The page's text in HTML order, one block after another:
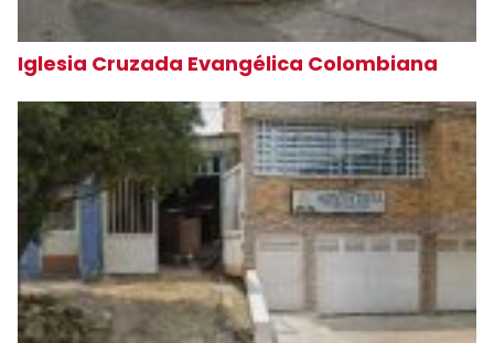
Iglesia Cruzada Evangélica Colombiana